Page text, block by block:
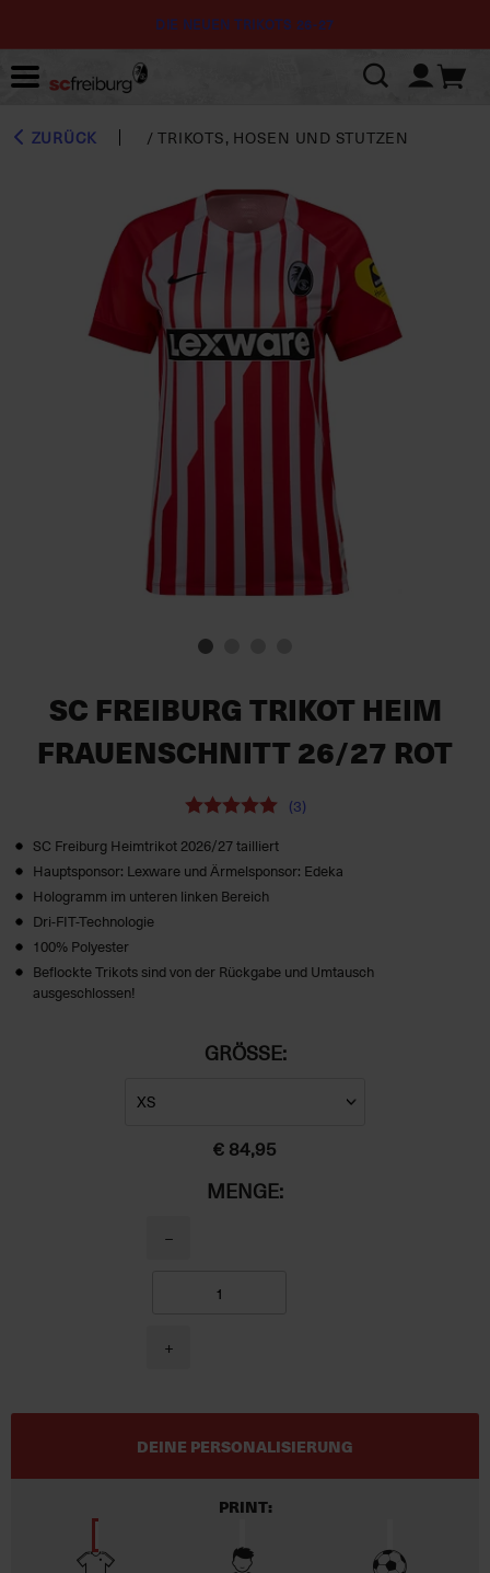
DIE NEUEN TRIKOTS 26-27
ZURÜCK /TRIKOTS, HOSEN UND STUTZEN
SC FREIBURG TRIKOT HEIM
FRAUENSCHNITT 26/27 ROT
(3)
SC Freiburg Heimtrikot 2026/27 tailliert
Hauptsponsor: Lexware und Ärmelsponsor: Edeka
Hologramm im unteren linken Bereich
Dri-FIT-Technologie
100% Polyester
Beflockte Trikots sind von der Rückgabe und Umtausch
ausgeschlossen!
GRÖSSE:
€ 84,95
MENGE:
−
+
DEINE PERSONALISIERUNG
PRINT: